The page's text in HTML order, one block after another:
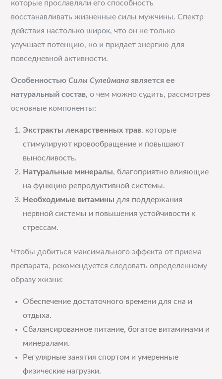
которые прославляли его способность
восстанавливать жизненные силы мужчины. Спектр
действия настолько широк, что он не только
улучшает потенцию, но и придает энергию для
повседневной активности.
ОсобенностьюСилы Сулеймана является ее
натуральный состав, о чем можно судить, рассмотрев
основные компоненты:
Экстракты лекарственных трав, которые
стимулируют кровообращение и повышают
выносливость.
Натуральные минералы, благоприятно влияющие
на функцию репродуктивной системы.
Необходимые витамины для поддержания
нервной системы и повышения устойчивости к
стрессам.
Чтобы добиться максимального эффекта от приема
препарата, рекомендуется следовать определенному
образу жизни:
Обеспечение достаточного времени для сна и
отдыха.
Сбалансированное питание, богатое витаминами и
минералами.
Регулярные занятия спортом и умеренные
физические нагрузки.